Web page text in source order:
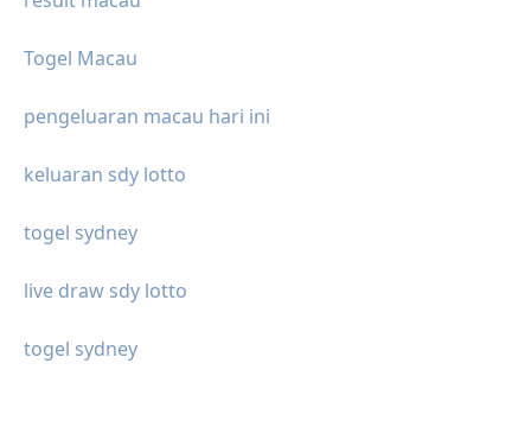
Togel Macau
pengeluaran macau hari ini
keluaran sdy lotto
togel sydney
live draw sdy lotto
togel sydney